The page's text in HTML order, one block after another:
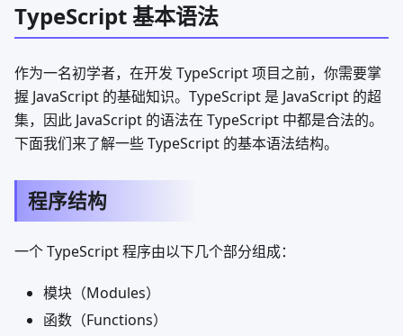
TypeScript 基本语法
作为一名初学者，在开发 TypeScript 项目之前，你需要掌
握 JavaScript 的基础知识。TypeScript 是 JavaScript 的超
集，因此 JavaScript 的语法在 TypeScript 中都是合法的。
下面我们来了解一些 TypeScript 的基本语法结构。
程序结构
一个 TypeScript 程序由以下几个部分组成：
模块（Modules）
函数（Functions）